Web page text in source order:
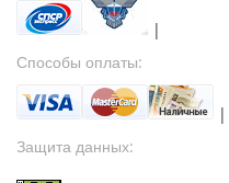
|
Способы оплаты:
|
Защита данных: